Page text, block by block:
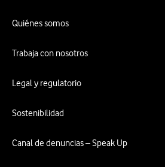
Quiénes somos
Trabaja con nosotros
Legal y regulatorio
Sostenibilidad
Canal de denuncias – Speak Up